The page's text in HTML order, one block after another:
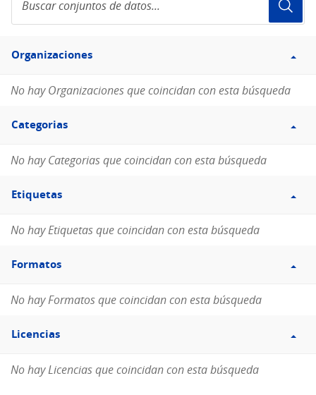
conjuntos
de
Filtro
Organizaciones
Organizaciones
No hay Organizaciones que coincidan con esta búsqueda
Filtro
Categorias
Categorias
No hay Categorias que coincidan con esta búsqueda
Filtro
Etiquetas
Etiquetas
No hay Etiquetas que coincidan con esta búsqueda
Filtro
Formatos
Formatos
No hay Formatos que coincidan con esta búsqueda
Filtro
Licencias
Licencias
No hay Licencias que coincidan con esta búsqueda